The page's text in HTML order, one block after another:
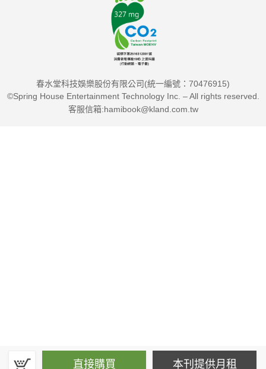
直接購買 本刊提供月租
春水堂科技娛樂股份有限公司(統一編號：70476915)
©Spring House Entertainment Technology Inc. – All rights reserved.
客服信箱:hamibook@kland.com.tw